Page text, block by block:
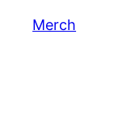
Merch